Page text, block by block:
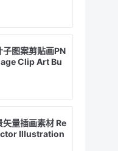
子图案剪贴画PN
Clip Art Bu
量插画素材 Re
Illustration